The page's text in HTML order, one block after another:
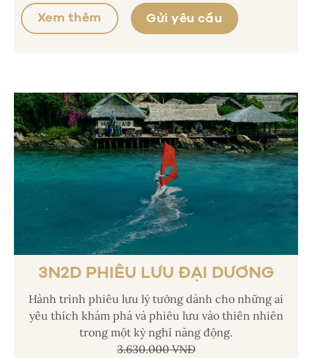
Xem thêm Gửi yêu cầu
3N2D PHIÊU LƯU ĐẠI DƯƠNG
Hành trình phiêu lưu lý tưởng dành cho những ai
yêu thích khám phá và phiêu lưu vào thiên nhiên
trong một kỳ nghỉ năng động.
3.630.000 VNĐ